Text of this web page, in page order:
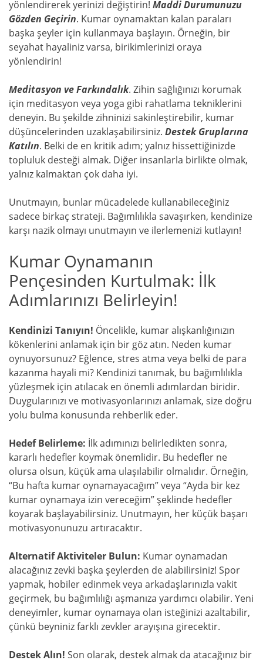
yönlendirerek yerinizi değiştirin! Maddi Durumunuzu
Gözden Geçirin. Kumar oynamaktan kalan paraları
başka şeyler için kullanmaya başlayın. Örneğin, bir
seyahat hayaliniz varsa, birikimlerinizi oraya
yönlendirin!
Meditasyon ve Farkındalık. Zihin sağlığınızı korumak
için meditasyon veya yoga gibi rahatlama tekniklerini
deneyin. Bu şekilde zihninizi sakinleştirebilir, kumar
düşüncelerinden uzaklaşabilirsiniz. Destek Gruplarına
Katılın. Belki de en kritik adım; yalnız hissettiğinizde
topluluk desteği almak. Diğer insanlarla birlikte olmak,
yalnız kalmaktan çok daha iyi.
Unutmayın, bunlar mücadelede kullanabileceğiniz
sadece birkaç strateji. Bağımlılıkla savaşırken, kendinize
karşı nazik olmayı unutmayın ve ilerlemenizi kutlayın!
Kumar Oynamanın
Pençesinden Kurtulmak: İlk
Adımlarınızı Belirleyin!
Kendinizi Tanıyın! Öncelikle, kumar alışkanlığınızın
kökenlerini anlamak için bir göz atın. Neden kumar
oynuyorsunuz? Eğlence, stres atma veya belki de para
kazanma hayali mi? Kendinizi tanımak, bu bağımlılıkla
yüzleşmek için atılacak en önemli adımlardan biridir.
Duygularınızı ve motivasyonlarınızı anlamak, size doğru
yolu bulma konusunda rehberlik eder.
Hedef Belirleme: İlk adımınızı belirledikten sonra,
kararlı hedefler koymak önemlidir. Bu hedefler ne
olursa olsun, küçük ama ulaşılabilir olmalıdır. Örneğin,
“Bu hafta kumar oynamayacağım” veya “Ayda bir kez
kumar oynamaya izin vereceğim” şeklinde hedefler
koyarak başlayabilirsiniz. Unutmayın, her küçük başarı
motivasyonunuzu artıracaktır.
Alternatif Aktiviteler Bulun: Kumar oynamadan
alacağınız zevki başka şeylerden de alabilirsiniz! Spor
yapmak, hobiler edinmek veya arkadaşlarınızla vakit
geçirmek, bu bağımlılığı aşmanıza yardımcı olabilir. Yeni
deneyimler, kumar oynamaya olan isteğinizi azaltabilir,
çünkü beyniniz farklı zevkler arayışına girecektir.
Destek Alın! Son olarak, destek almak da atacağınız bir